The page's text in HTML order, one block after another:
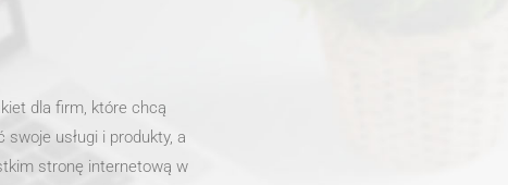
dla firm, które chcą
swoje usługi i produkty, a
stronę internetową w